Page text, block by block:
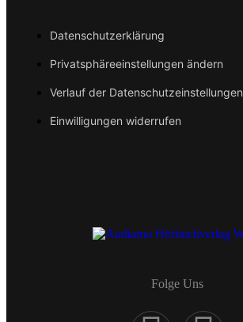
Datenschutzerklärung
Privatsphäreeinstellungen ändern
Verlauf der Datenschutzeinstellungen
Einwilligungen widerrufen
Folge Uns